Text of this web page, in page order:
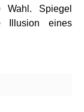
Wahl. Spiegel
Illusion eines